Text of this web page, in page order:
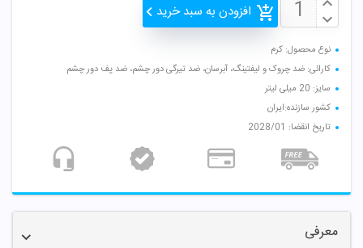
افزودن به سبد خرید
نوع محصول: کرم
کارائی: ضد چروک و لیفتینگ، آبرسان، ضد تیرگی دور چشم، ضد پف دور چشم
سایز: 20 میلی لیتر
کشور سازنده:ایران
تاریخ انقضا: 2028/01
معرفی